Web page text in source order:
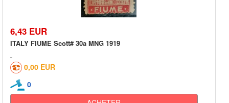
6,43 EUR
ITALY FIUME Scott# 30a MNG 1919
0,00 EUR
0